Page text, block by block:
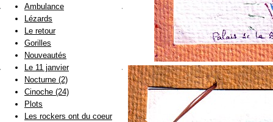
Ambulance
Lézards
Le retour
Gorilles
Nouveautés
Le 11 janvier
Nocturne (2)
Cinoche (24)
Plots
Les rockers ont du coeur